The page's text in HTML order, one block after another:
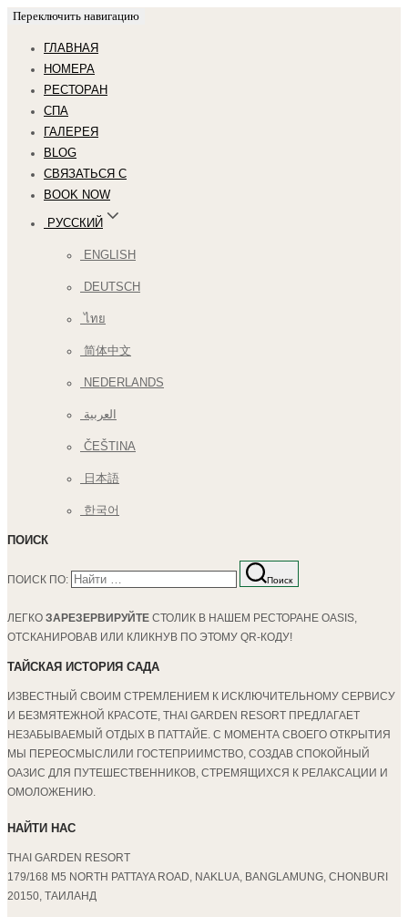
Переключить навигацию
ГЛАВНАЯ
НОМЕРА
РЕСТОРАН
СПА
ГАЛЕРЕЯ
BLOG
СВЯЗАТЬСЯ С
BOOK NOW
РУССКИЙ
ENGLISH
DEUTSCH
ไทย
简体中文
NEDERLANDS
العربية
ČEŠTINA
日本語
한국어
ПОИСК
ПОИСК ПО: Поиск
ЛЕГКО ЗАРЕЗЕРВИРУЙТЕ СТОЛИК В НАШЕМ РЕСТОРАНЕ OASIS,
ОТСКАНИРОВАВ ИЛИ КЛИКНУВ ПО ЭТОМУ QR-КОДУ!
ТАЙСКАЯ ИСТОРИЯ САДА
ИЗВЕСТНЫЙ СВОИМ СТРЕМЛЕНИЕМ К ИСКЛЮЧИТЕЛЬНОМУ СЕРВИСУ
И БЕЗМЯТЕЖНОЙ КРАСОТЕ, THAI GARDEN RESORT ПРЕДЛАГАЕТ
НЕЗАБЫВАЕМЫЙ ОТДЫХ В ПАТТАЙЕ. С МОМЕНТА СВОЕГО ОТКРЫТИЯ
МЫ ПЕРЕОСМЫСЛИЛИ ГОСТЕПРИИМСТВО, СОЗДАВ СПОКОЙНЫЙ
ОАЗИС ДЛЯ ПУТЕШЕСТВЕННИКОВ, СТРЕМЯЩИХСЯ К РЕЛАКСАЦИИ И
ОМОЛОЖЕНИЮ.
НАЙТИ НАС
THAI GARDEN RESORT
179/168 M5 NORTH PATTAYA ROAD, NAKLUA, BANGLAMUNG, CHONBURI
20150, ТАИЛАНД